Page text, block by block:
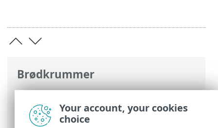
Brødkrummer
ESET-onlinehjælp>ESET HOME>Arbejd
med ESET HOME>ESET HOME-
kontostyring> Slet din ESET HOME-konto
Your account, your cookies
choice